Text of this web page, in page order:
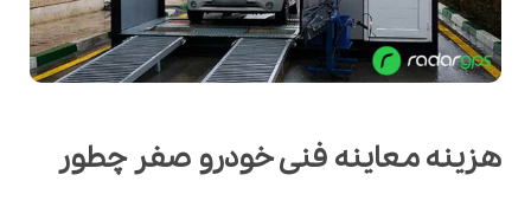
هزینه معاینه فنی خودرو صفر چطور